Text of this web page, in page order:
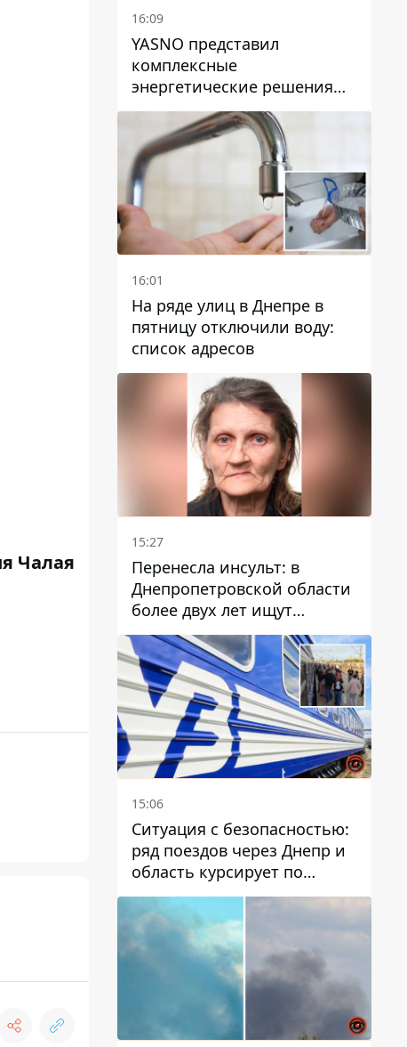
Чалая
16:09
YASNO представил
комплексные
энергетические решения
для бизнеса в Днепре
16:01
На ряде улиц в Днепре в
пятницу отключили воду:
список адресов
15:27
Перенесла инсульт: в
Днепропетровской области
более двух лет ищут
пропавшую женщину
15:06
Ситуация с безопасностью:
ряд поездов через Днепр и
область курсирует по
измененному маршруту, а
часть пути заменили
автобусами и электричками